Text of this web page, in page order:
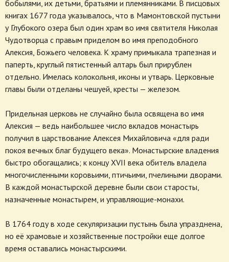
бобылями, их детьми, братьями и племянниками. В писцовых
книгах 1677 года указывалось, что в Мамонтовской пустыни
у Глубокого озера был один храм во имя святителя Николая
Чудотворца с правым приделом во имя преподобного
Алексия, Божьего человека. К храму примыкала трапезная и
паперть, круглый пятистенный алтарь был прирублен
отдельно. Имелась колокольня, иконы и утварь. Церковные
главы были отделаны чешуей, кресты — железом.
Придельная церковь не случайно была освящена во имя
Алексия — ведь наибольшее число вкладов монастырь
получил в царствование Алексея Михайловича «для ради
покоя вечных благ будущего века». Монастырские владения
быстро обогащались; к концу XVII века обитель владела
многочисленными коровьими, птичьими, пчелиными дворами.
В каждой монастырской деревне были свои старосты,
назначенные монастырем, и управляющие-монахи.
В 1764 году в ходе секуляризации пустынь была упразднена,
но её храмовые и хозяйственные постройки еще долгое
время оставались монастырскими.